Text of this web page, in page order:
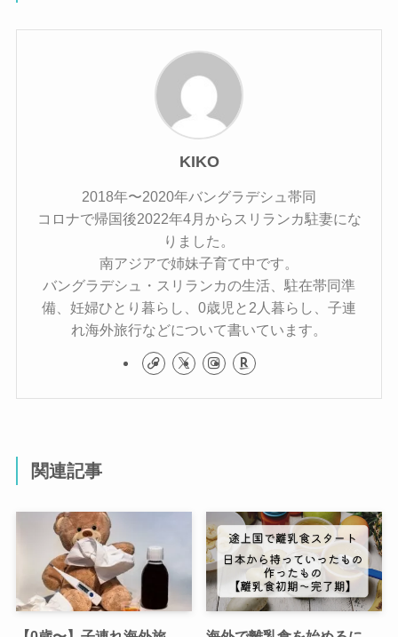
KIKO
2018年〜2020年バングラデシュ帯同
コロナで帰国後2022年4月からスリランカ駐妻にな
りました。
南アジアで姉妹子育て中です。
バングラデシュ・スリランカの生活、駐在帯同準
備、妊婦ひとり暮らし、0歳児と2人暮らし、子連
れ海外旅行などについて書いています。
関連記事